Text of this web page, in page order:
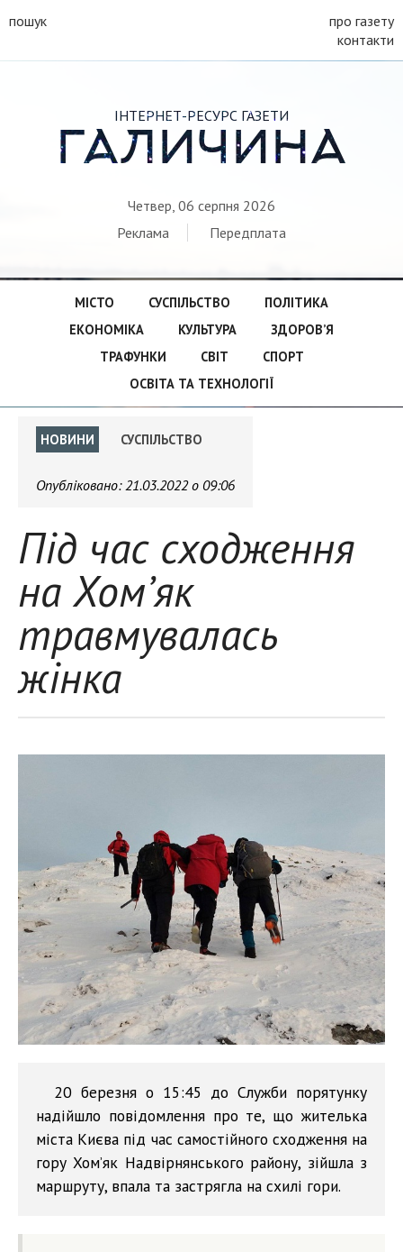
пошук
про газету
контакти
ІНТЕРНЕТ-РЕСУРС ГАЗЕТИ
ГАЛИЧИНА
Четвер, 06 серпня 2026
Реклама
Передплата
МІСТО СУСПІЛЬСТВО
ПОЛІТИКА
ЕКОНОМІКА
КУЛЬТУРА
ЗДОРОВ’Я
ТРАФУНКИ
СВІТ
СПОРТ
ОСВІТА ТА ТЕХНОЛОГІЇ
НОВИНИ СУСПІЛЬСТВО
Опубліковано:21.03.2022 о 09:06
Під час сходження
на Хом’як
травмувалась
жінка
20 березня о 15:45 до Служби порятунку
надійшло повідомлення про те, що жителька
міста Києва під час самостійного сходження на
гору Хом’як Надвірнянського району, зійшла з
маршруту, впала та застрягла на схилі гори.